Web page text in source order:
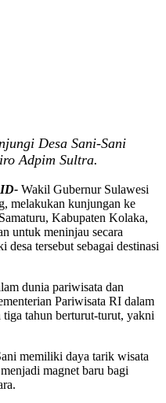
Desa Sani-Sani
Adpim Sultra.
Wakil Gubernur Sulawesi
melakukan kunjungan ke
Kabupaten Kolaka,
untuk meninjau secara
tersebut sebagai destinasi
dunia pariwisata dan
Pariwisata RI dalam
tiga tahun berturut-turut, yakni
memiliki daya tarik wisata
magnet baru bagi